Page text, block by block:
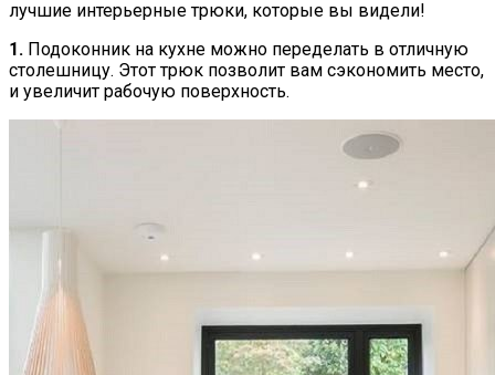
лучшие интерьерные трюки, которые вы видели!
1. Подоконник на кухне можно переделать в отличную
столешницу. Этот трюк позволит вам сэкономить место,
и увеличит рабочую поверхность.